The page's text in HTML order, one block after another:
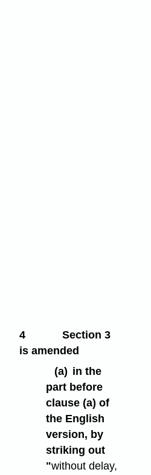
4
Section 3
is amended
(a) in the
part before
clause (a) of
the English
version, by
striking out
"without delay,